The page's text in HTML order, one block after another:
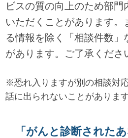
ビスの質の向上のため部門
いただくことがあります。
る情報を除く「相談件数」
があります。ご了承くださ
※恐れ入りますが別の相談対
話に出られないことがありま
「がんと診断された